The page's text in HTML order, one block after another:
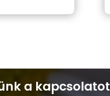
a kapcsolatot